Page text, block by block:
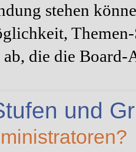
stehen
die die
und